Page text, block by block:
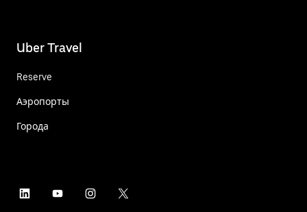
Uber Travel
Reserve
Аэропорты
Города